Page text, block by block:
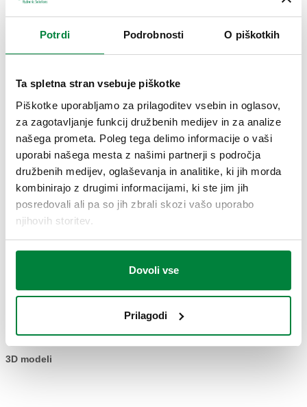
Potrdi Podrobnosti O piškotkih
Ta spletna stran vsebuje piškotke
Piškotke uporabljamo za prilagoditev vsebin in oglasov,
za zagotavljanje funkcij družbenih medijev in za analize
našega prometa. Poleg tega delimo informacije o vaši
uporabi našega mesta z našimi partnerji s področja
družbenih medijev, oglaševanja in analitike, ki jih morda
kombinirajo z drugimi informacijami, ki ste jim jih
posredovali ali pa so jih zbrali skozi vašo uporabo
njihovih storitev.
Dovoli vse
Prilagodi
TEHNIČNI PODATKI
Napajanje:230 V AC
CERTIFIKATI
RISBE IN SPECIFIKACIJE
3D modeli